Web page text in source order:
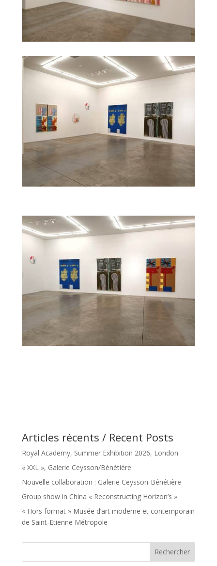
Articles récents / Recent Posts
Royal Academy, Summer Exhibition 2026, London
« XXL », Galerie Ceysson/Bénétière
Nouvelle collaboration : Galerie Ceysson-Bénétière
Group show in China « Reconstructing Horizon’s »
« Hors format » Musée d’art moderne et contemporain
de Saint-Etienne Métropole
Rechercher